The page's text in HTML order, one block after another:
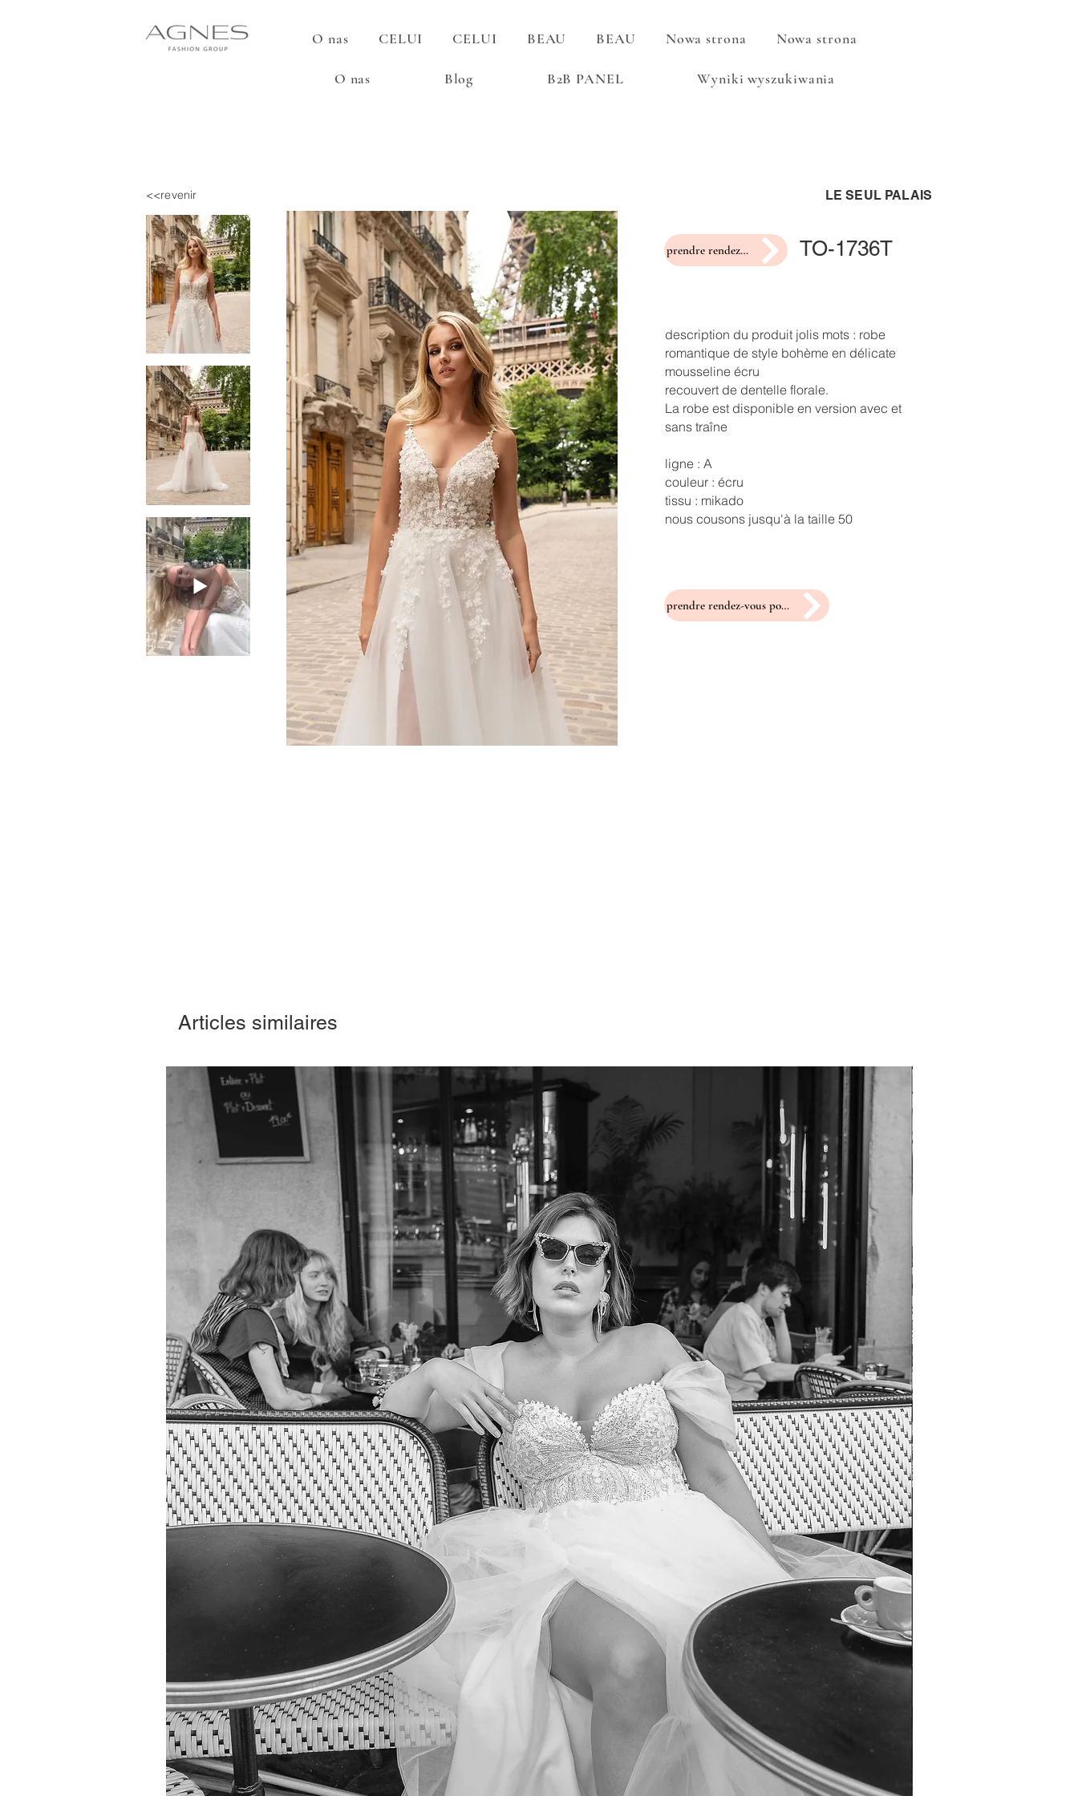
O nas CELUI CELUI BEAU BEAU Nowa strona Nowa strona
O nas Blog B2B PANEL Wyniki wyszukiwania
<<revenir LE SEUL PALAIS
prendre rendez-vous pour un essayage TO-1736T
description du produit jolis mots : robe
romantique de style bohème en délicate
mousseline écru
recouvert de dentelle florale.
La robe est disponible en version avec et
sans traîne
ligne : A
couleur : écru
tissu : mikado
nous cousons jusqu'à la taille 50
prendre rendez-vous pour un essayage
Articles similaires